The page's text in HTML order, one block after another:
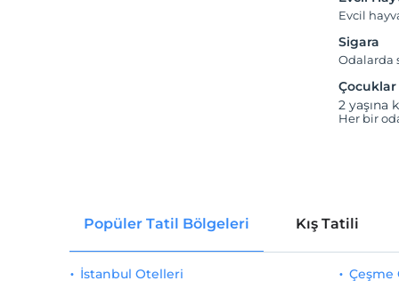
Evcil
Sigara
Odalarda
Çocuklar
2 yaşına
Her bir
Popüler Tatil Bölgeleri Kış Tatili
İstanbul Otelleri Çeşme